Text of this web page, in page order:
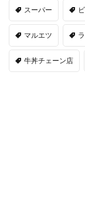
スーパー
マルエツ
牛丼チェーン店